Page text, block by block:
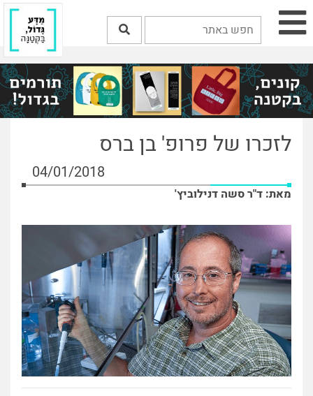
לזכרו של פרופ' בן ברס
04/01/2018
מאת: ד"ר סשה דנילוביץ'